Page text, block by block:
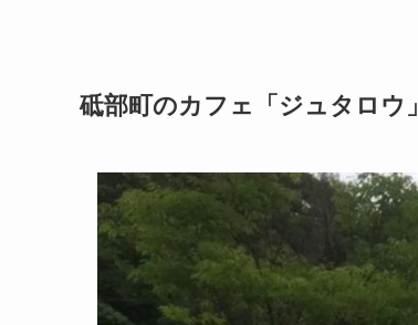
砥部町のカフェ「ジュタロウ」